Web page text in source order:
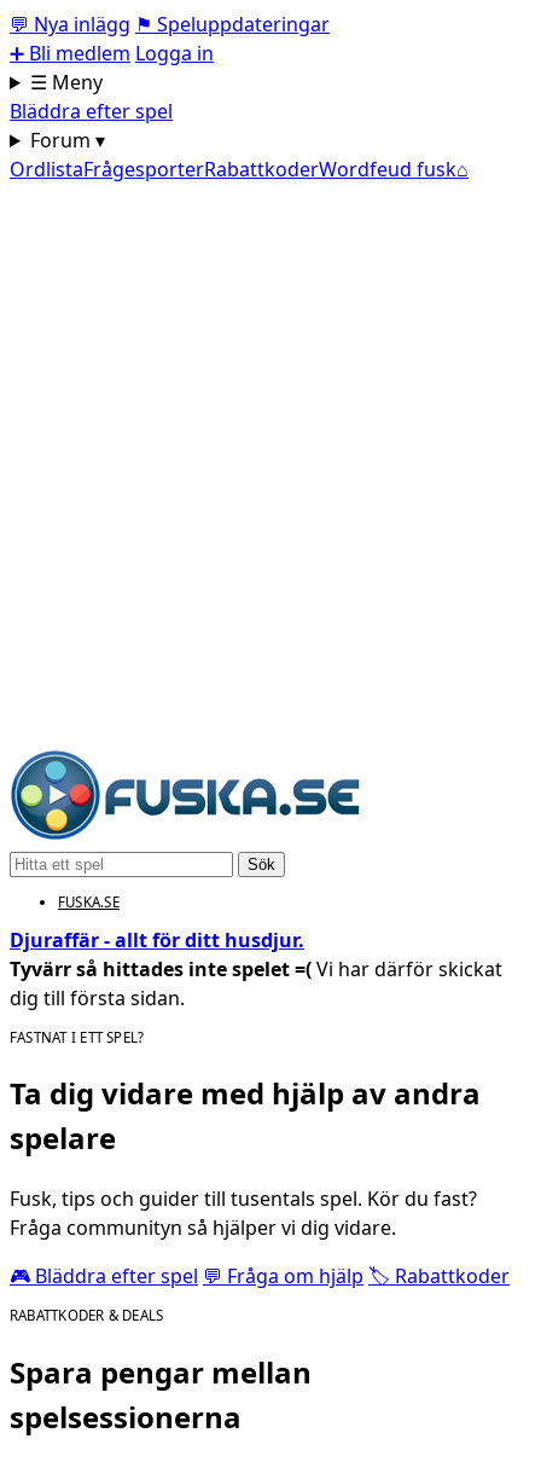
💬 Nya inlägg ⚑ Speluppdateringar
➕ Bli medlem Logga in
☰ Meny
Bläddra efter spel
Forum ▾
OrdlistaFrågesporterRabattkoderWordfeud fusk⌂
Sök
FUSKA.SE
Djuraffär - allt för ditt husdjur.
Tyvärr så hittades inte spelet =(Vi har därför skickat
dig till första sidan.
FASTNAT I ETT SPEL?
Ta dig vidare med hjälp av andra
spelare
Fusk, tips och guider till tusentals spel. Kör du fast?
Fråga communityn så hjälper vi dig vidare.
🎮 Bläddra efter spel 💬 Fråga om hjälp 🏷️ Rabattkoder
RABATTKODER & DEALS
Spara pengar mellan
spelsessionerna